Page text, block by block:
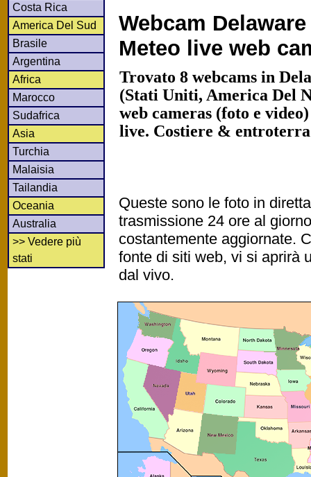
Costa Rica
America Del Sud
Brasile
Argentina
Africa
Marocco
Sudafrica
Asia
Turchia
Malaisia
Tailandia
Oceania
Australia
>> Vedere più
stati
Webcam
Meteo live web
Trovato 8 webcams in
(Stati Uniti, America Del
web cameras (foto e
live. Costiere & entroterra
Queste sono le foto in
trasmissione 24 ore al
costantemente aggiornate.
fonte di siti web, vi si aprirà
dal vivo.